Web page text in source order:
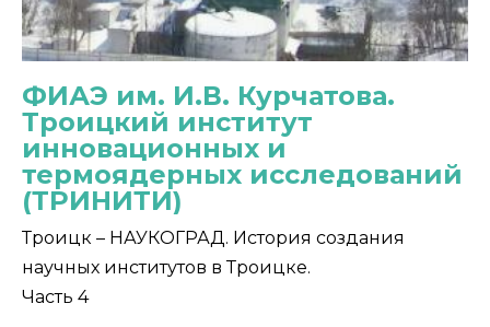
ФИАЭ им. И.В. Курчатова.
Троицкий институт
инновационных и
термоядерных исследований
(ТРИНИТИ)
Троицк – НАУКОГРАД. История создания
научных институтов в Троицке.
Часть 4